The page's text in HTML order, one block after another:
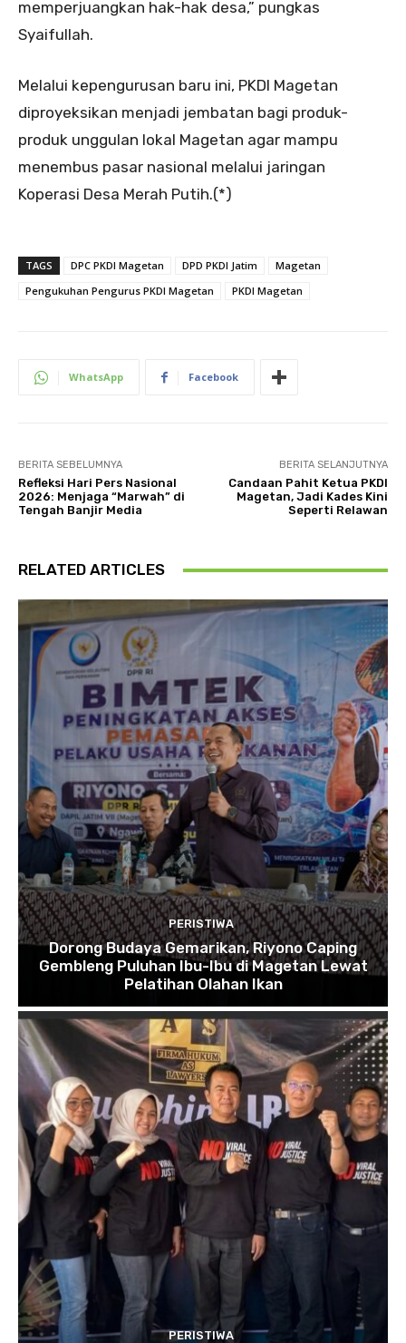
memperjuangkan hak-hak desa,” pungkas
Syaifullah.
Melalui kepengurusan baru ini, PKDI Magetan
diproyeksikan menjadi jembatan bagi produk-
produk unggulan lokal Magetan agar mampu
menembus pasar nasional melalui jaringan
Koperasi Desa Merah Putih.(*)
TAGS DPC PKDI Magetan DPD PKDI Jatim
Magetan
Pengukuhan Pengurus PKDI Magetan
PKDI Magetan
WhatsApp Facebook
BERITA SEBELUMNYA
Refleksi Hari Pers Nasional
2026: Menjaga “Marwah” di
Tengah Banjir Media
BERITA SELANJUTNYA
Candaan Pahit Ketua PKDI
Magetan, Jadi Kades Kini
Seperti Relawan
RELATED ARTICLES
PERISTIWA
Dorong Budaya Gemarikan, Riyono Caping
Gembleng Puluhan Ibu-Ibu di Magetan Lewat
Pelatihan Olahan Ikan
PERISTIWA